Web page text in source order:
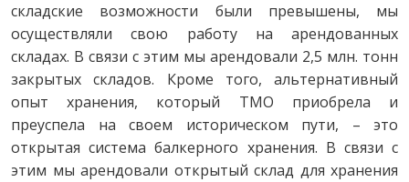
складские возможности были превышены, мы
осуществляли свою работу на арендованных
складах. В связи с этим мы арендовали 2,5 млн. тонн
закрытых складов. Кроме того, альтернативный
опыт хранения, который TMO приобрела и
преуспела на своем историческом пути, – это
открытая система балкерного хранения. В связи с
этим мы арендовали открытый склад для хранения